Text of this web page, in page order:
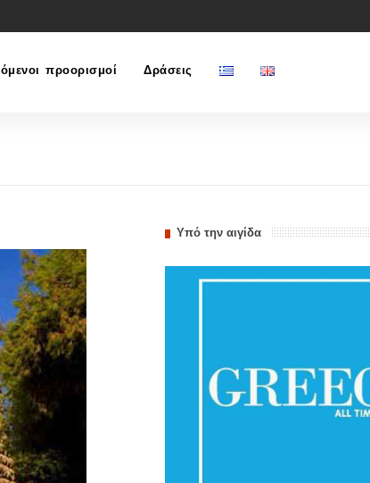
προορισμοί Δράσεις
Υπό την αιγίδα